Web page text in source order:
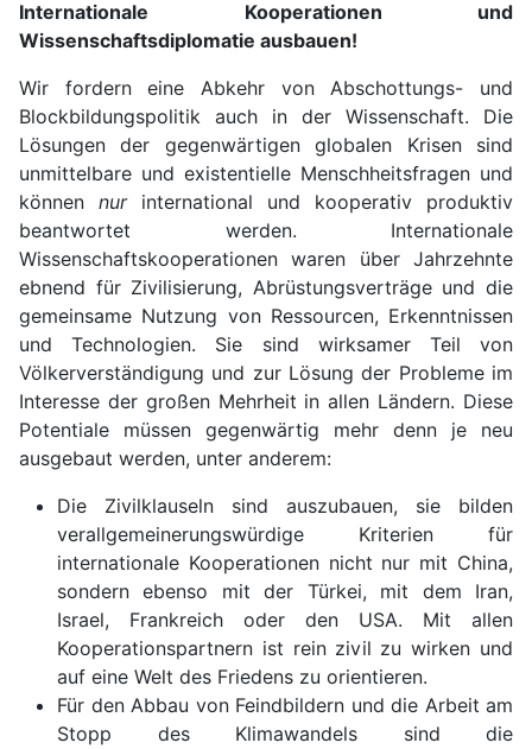
Internationale Kooperationen und
Wissenschaftsdiplomatie ausbauen!
Wir fordern eine Abkehr von Abschottungs- und
Blockbildungspolitik auch in der Wissenschaft. Die
Lösungen der gegenwärtigen globalen Krisen sind
unmittelbare und existentielle Menschheitsfragen und
können nurinternational und kooperativ produktiv
beantwortet werden. Internationale
Wissenschaftskooperationen waren über Jahrzehnte
ebnend für Zivilisierung, Abrüstungsverträge und die
gemeinsame Nutzung von Ressourcen, Erkenntnissen
und Technologien. Sie sind wirksamer Teil von
Völkerverständigung und zur Lösung der Probleme im
Interesse der großen Mehrheit in allen Ländern. Diese
Potentiale müssen gegenwärtig mehr denn je neu
ausgebaut werden, unter anderem:
Die Zivilklauseln sind auszubauen, sie bilden
verallgemeinerungswürdige Kriterien für
internationale Kooperationen nicht nur mit China,
sondern ebenso mit der Türkei, mit dem Iran,
Israel, Frankreich oder den USA. Mit allen
Kooperationspartnern ist rein zivil zu wirken und
auf eine Welt des Friedens zu orientieren.
Für den Abbau von Feindbildern und die Arbeit am
Stopp des Klimawandels sind die